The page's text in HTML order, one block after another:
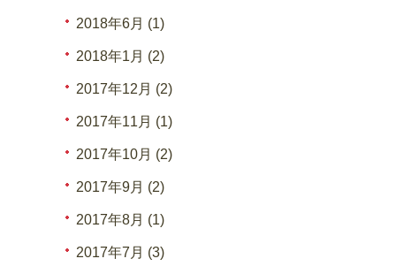
2018年6月 (1)
2018年1月 (2)
2017年12月 (2)
2017年11月 (1)
2017年10月 (2)
2017年9月 (2)
2017年8月 (1)
2017年7月 (3)